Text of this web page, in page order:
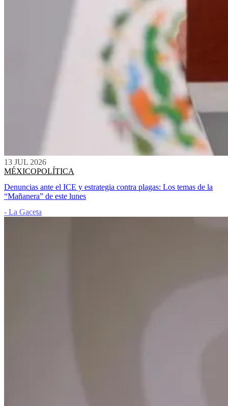
13 JUL 2026
MÉXICOPOLÍTICA
Denuncias ante el ICE y estrategia contra plagas: Los temas de la
“Mañanera” de este lunes
- La Gaceta